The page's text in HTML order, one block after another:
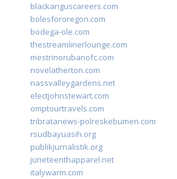
blackanguscareers.com
bolesfororegon.com
bodega-ole.com
thestreamlinerlounge.com
mestrinorubanofc.com
novelatherton.com
nassvalleygardens.net
electjohnstewart.com
omptourtravels.com
tribratanews-polreskebumen.com
rsudbayuasih.org
publikjurnalistik.org
juneteenthapparel.net
italywarm.com